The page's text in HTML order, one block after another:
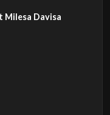
Milesa Davisa